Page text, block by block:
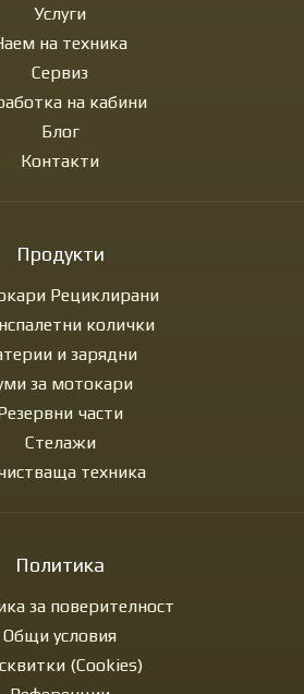
Услуги
на техника
Сервиз
на кабини
Блог
Контакти
Продукти
Рециклирани
колички
и зарядни
за мотокари
части
Стелажи
техника
Политика
за поверителност
Общи условия
(Cookies)